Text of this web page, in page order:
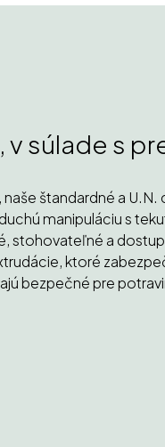
súlade s
štandardné a
manipuláciu s
stohovateľné a
ktoré
bezpečné pre